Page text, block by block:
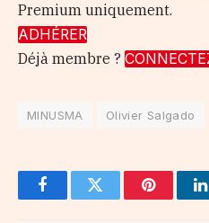
Premium uniquement.
ADHÉRER
Déjà membre ?
MINUSMA Olivier Salgado
FacebookTwitter Pinterest